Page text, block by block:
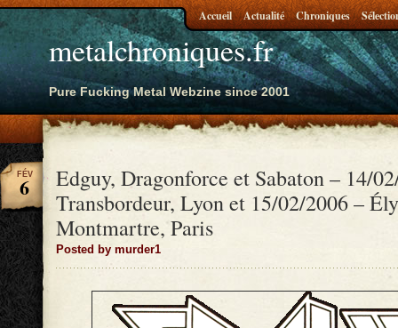
metalchroniques.fr
Pure Fucking Metal Webzine since 2001
Accueil Actualité Chroniques
Edguy, Dragonforce et Sabaton – 14/
Transbordeur, Lyon et 15/02/2006 –
Montmartre, Paris
Posted by murder1
FÉV
6